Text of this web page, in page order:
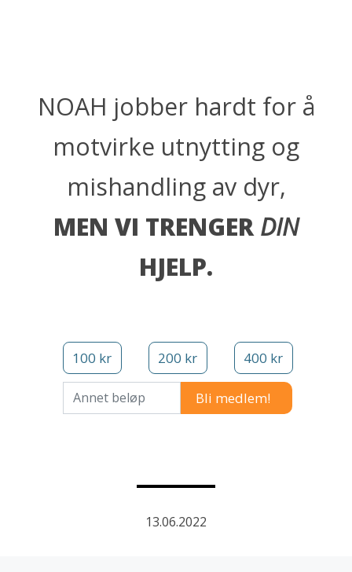
NOAH jobber hardt for å
motvirke utnytting og
mishandling av dyr,
MEN VI TRENGERDIN
HJELP.
100 kr 200 kr 400 kr
Annet beløp
13.06.2022